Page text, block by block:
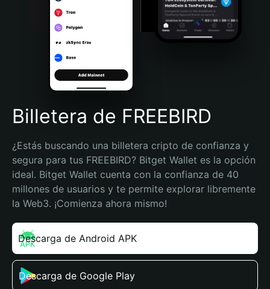
Português (Brasil)
Español (Argentina)
Billetera de FREEBIRD
¿Estás buscando una billetera cripto de confianza y
segura para tus FREEBIRD? Bitget Wallet es la opción
ideal. Bitget Wallet cuenta con la confianza de 40
millones de usuarios y te permite explorar libremente
la Web3. ¡Comienza ahora mismo!
Descarga de Android APK
Descarga de Google Play